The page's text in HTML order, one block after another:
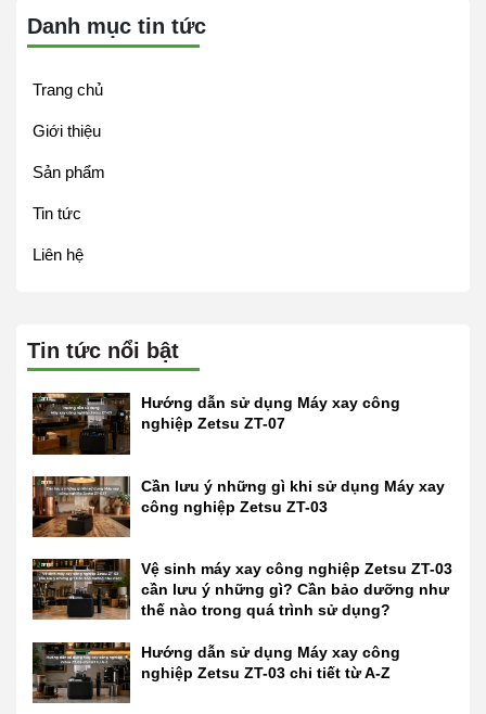
Danh mục tin tức
Trang chủ
Giới thiệu
Sản phẩm
Tin tức
Liên hệ
Tin tức nổi bật
Hướng dẫn sử dụng Máy xay công
nghiệp Zetsu ZT-07
Cần lưu ý những gì khi sử dụng Máy xay
công nghiệp Zetsu ZT-03
Vệ sinh máy xay công nghiệp Zetsu ZT-03
cần lưu ý những gì? Cần bảo dưỡng như
thế nào trong quá trình sử dụng?
Hướng dẫn sử dụng Máy xay công
nghiệp Zetsu ZT-03 chi tiết từ A-Z